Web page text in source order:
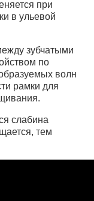
при
в ульевой
зубчатыми
по
волн
рамки для
слабина
тем